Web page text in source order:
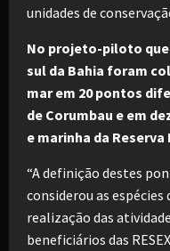
unidades de
No projeto-piloto
sul da Bahia foram
mar em 20 pontos
de Corumbau e em
e marinha da
“A definição destes
considerou as espécies
realização das
beneficiários das